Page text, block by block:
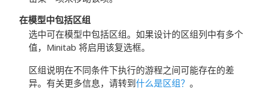
在模型中包括区组
选中可在模型中包括区组。如果设计的区组列中有多个
值，Minitab 将启用该复选框。
区组说明在不同条件下执行的游程之间可能存在的差
异。有关更多信息，请转到什么是区组？ 。